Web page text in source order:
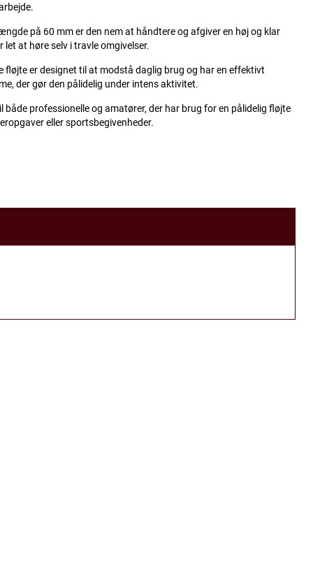
på 60 mm er den nem at håndtere og afgiver en høj og klar
let at høre selv i travle omgivelser.
fløjte er designet til at modstå daglig brug og har en effektivt
der gør den pålidelig under intens aktivitet.
både professionelle og amatører, der har brug for en pålidelig fløjte
eller sportsbegivenheder.